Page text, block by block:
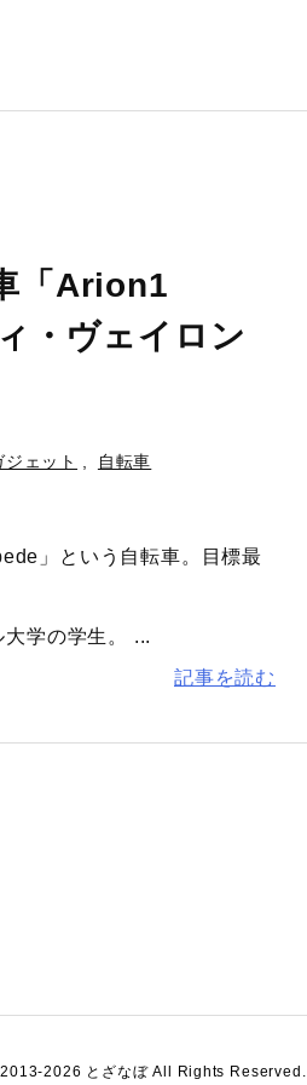
「Arion1
・ヴェイロン
ェット 自転車
」という自転車。目標最
学の学生。 ...
記事を読む
2013-2026 とざなぼAll Rights Reserved.